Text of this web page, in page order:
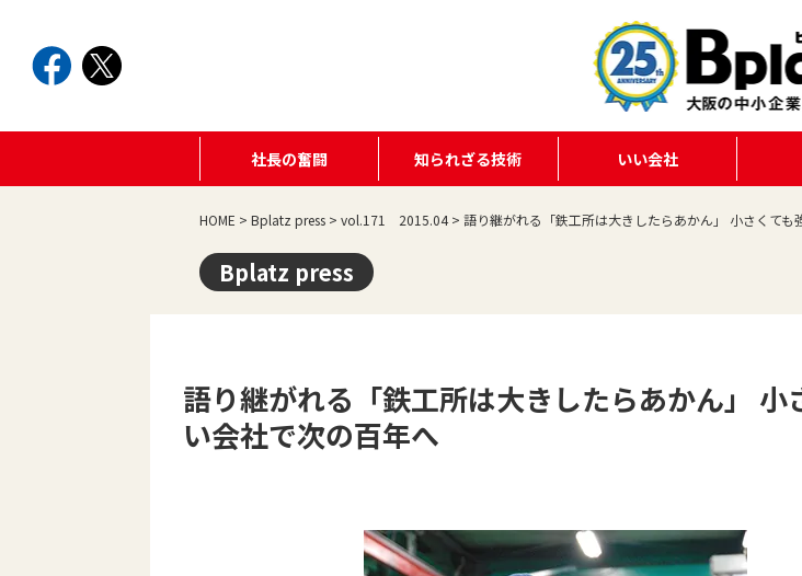
社長の奮闘 知られざる技術 いい会社
HOME > Bplatz press > vol.171 2015.04> 語り継がれる「鉄工所は大きしたらあかん」 小さくても
Bplatz press
語り継がれる「鉄工所は大きしたらあかん」 小
い会社で次の百年へ